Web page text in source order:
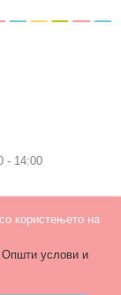
користењето на
Општи услови и
- 14:00